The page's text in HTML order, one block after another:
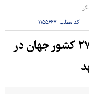
کد مطلب:۱۱۵۵۶۶۷
حضور ۴۷۰۰ میهمان خارجی از ۲۷ کشور جهان در